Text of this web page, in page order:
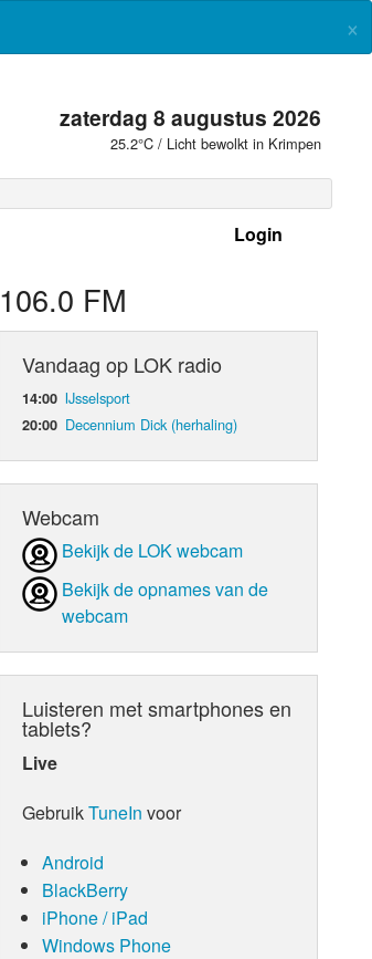
×
zaterdag 8 augustus 2026
25.2°C / Licht bewolkt in Krimpen
Login
106.0 FM
Vandaag op LOK radio
14:00 IJsselsport
20:00 Decennium Dick (herhaling)
Webcam
Bekijk de LOK webcam
Bekijk de opnames van de
webcam
Luisteren met smartphones en
tablets?
Live
GebruikTuneIn voor
Android
BlackBerry
iPhone / iPad
Windows Phone